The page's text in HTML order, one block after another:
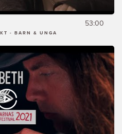
53:00
- BARN & UNGA